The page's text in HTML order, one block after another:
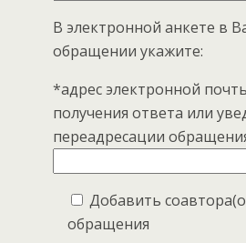
В электронной анкете в
обращении укажите:
*адрес электронной
получения ответа или
переадресации
Добавить
обращения